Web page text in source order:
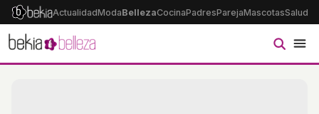
ActualidadModaBellezaCocinaPadresParejaMascotasSalud